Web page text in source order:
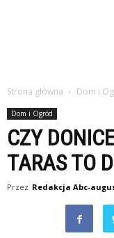
Strona główna Dom i
Dom i Ogród
CZY
TARAS TO
Przez Redakcja Abc-